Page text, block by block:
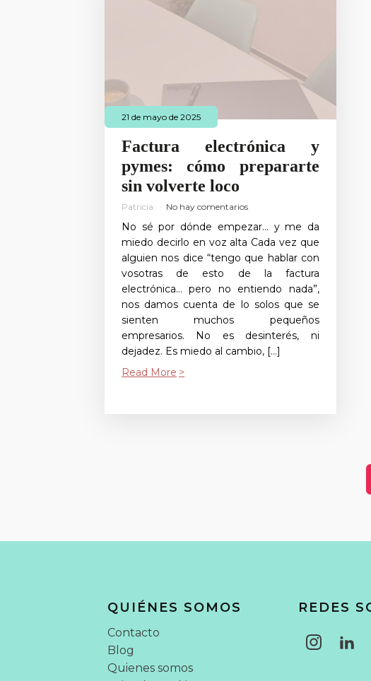
21 de mayo de 2025
Factura electrónica y
pymes: cómo prepararte
sin volverte loco
Patricia No hay comentarios
No sé por dónde empezar… y me da
miedo decirlo en voz alta Cada vez que
alguien nos dice “tengo que hablar con
vosotras de esto de la factura
electrónica… pero no entiendo nada”,
nos damos cuenta de lo solos que se
sienten muchos pequeños
empresarios. No es desinterés, ni
dejadez. Es miedo al cambio, […]
Read More
QUIÉNES SOMOS
Contacto
Blog
Quienes somos
REDES